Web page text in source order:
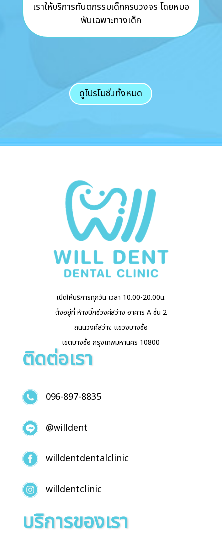
เราให้บริการทันตกรรมเด็กครบวงจร โดยหมอ
ฟันเฉพาะทางเด็ก
ดูโปรโมชั่นทั้งหมด
เปิดให้บริการทุกวัน เวลา 10.00-20.00น.
ตั้งอยู่ที่ ห้างบิ๊กซีวงศ์สว่าง อาคาร A ชั้น 2
ถนนวงศ์สว่าง แขวงบางซื่อ
เขตบางซื่อ กรุงเทพมหานคร 10800
ติดต่อเรา
096-897-8835
@willdent
willdentdentalclinic
willdentclinic
บริการของเรา